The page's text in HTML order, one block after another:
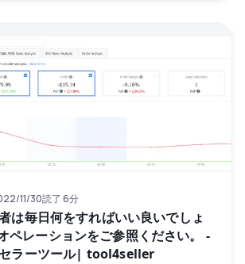
11/30読了 6分
は毎日何をすればいい良いでしょ
ペレーションをご参照ください。 -
ラーツール| tool4seller